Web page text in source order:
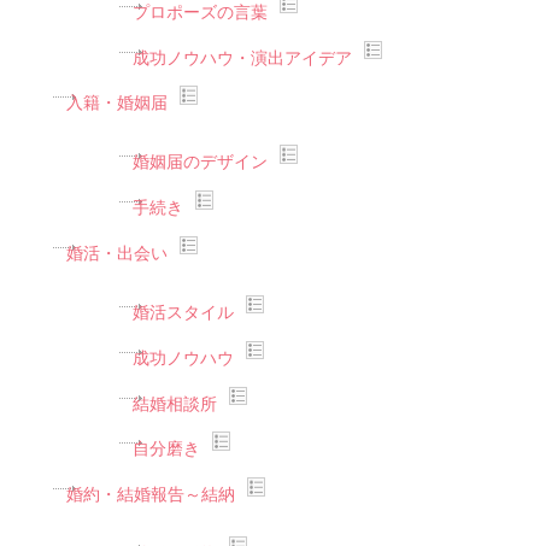
プロポーズの言葉
成功ノウハウ・演出アイデア
入籍・婚姻届
婚姻届のデザイン
手続き
婚活・出会い
婚活スタイル
成功ノウハウ
結婚相談所
自分磨き
婚約・結婚報告～結納